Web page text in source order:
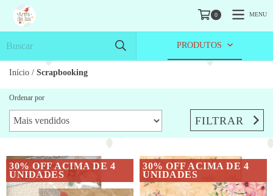
0 MENU
PRODUTOS
Início / Scrapbooking
Ordenar por
FILTRAR
30% OFF ACIMA DE 4
UNIDADES
30% OFF ACIMA DE 4
UNIDADES